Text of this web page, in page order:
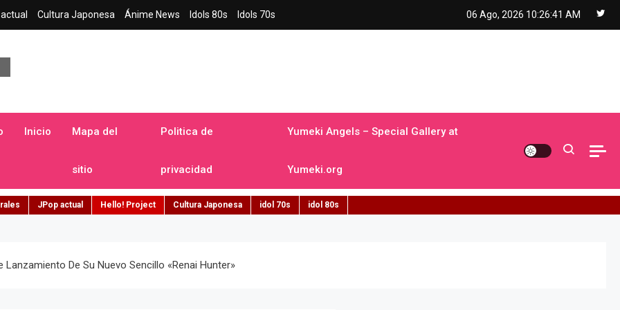
Cultura Japonesa Ánime News Idols 80s Idols 70s 06 Ago, 2026 10:26:42 AM
Inicio Mapa del
sitio
Politica de
privacidad
Yumeki Angels – Special Gallery at
Yumeki.org
JPop actual Hello! Project Cultura Japonesa idol 70s idol 80s
De Su Nuevo Sencillo «Renai Hunter»